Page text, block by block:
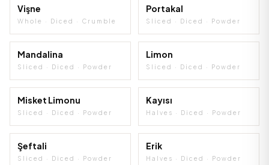
Vişne
Whole · Diced · Crumble ÇOK SATAN
Portakal
Sliced · Diced · Powder
Mandalina
Sliced · Diced · Powder ÇOK SATAN
Limon
Sliced · Diced · Powder
Misket Limonu
Sliced · Diced · Powder
Kayısı
Halves · Diced · Powder
Şeftali
Sliced · Diced · Powder
Erik
Halves · Diced · Powder